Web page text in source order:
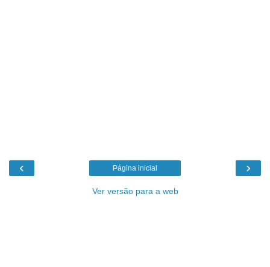
‹ ›
Página inicial
Ver versão para a web